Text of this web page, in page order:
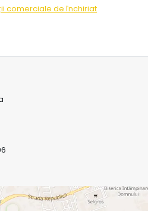
comerciale de închiriat